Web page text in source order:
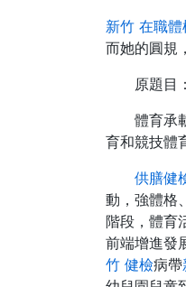
新竹 在職體
而她的圓規
原題目
體育承
育和競技體
供膳健
動，強體格
階段，體育
前端增進發
竹 健檢病帶